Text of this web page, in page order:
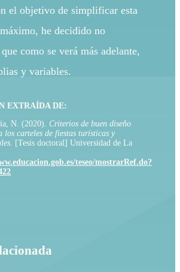
el objetivo de simplificar esta
he decidido no
como se verá más adelante,
y variables.
EXTRAÍDA DE:
N. (2020). Criterios de buen diseño
los carteles de fiestasturísticas y
[Tesis doctoral] Universidad de La
teseo/mostrarRef.do?